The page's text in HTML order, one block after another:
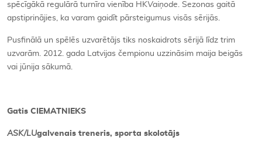
spēcīgākā regulārā turnīra vienība HKVaiņode. Sezonas gaitā
apstiprinājies, ka varam gaidīt pārsteigumus visās sērijās.
Pusfinālā un spēlēs uzvarētājs tiks noskaidrots sērijā līdz trim
uzvarām. 2012. gada Latvijas čempionu uzzināsim maija beigās
vai jūnija sākumā.
Gatis CIEMATNIEKS
ASK/LUgalvenais treneris, sporta skolotājs